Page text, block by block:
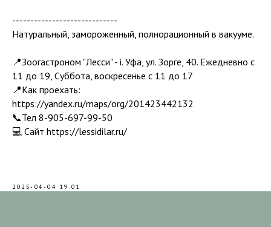
-----------------------------
Натуральный, замороженный, полнорационный в вакууме.
📍Зоогастроном "Лесси" - i. Уфа, ул. Зорге, 40. Ежедневно с
11 до 19, Суббота, воскресенье с 11 до 17
📍Как проехать:
https://yandex.ru/maps/org/201423442132
📞Тел 8-905-697-99-50
💻 Сайт https://lessidilar.ru/
2025-04-04 19:01